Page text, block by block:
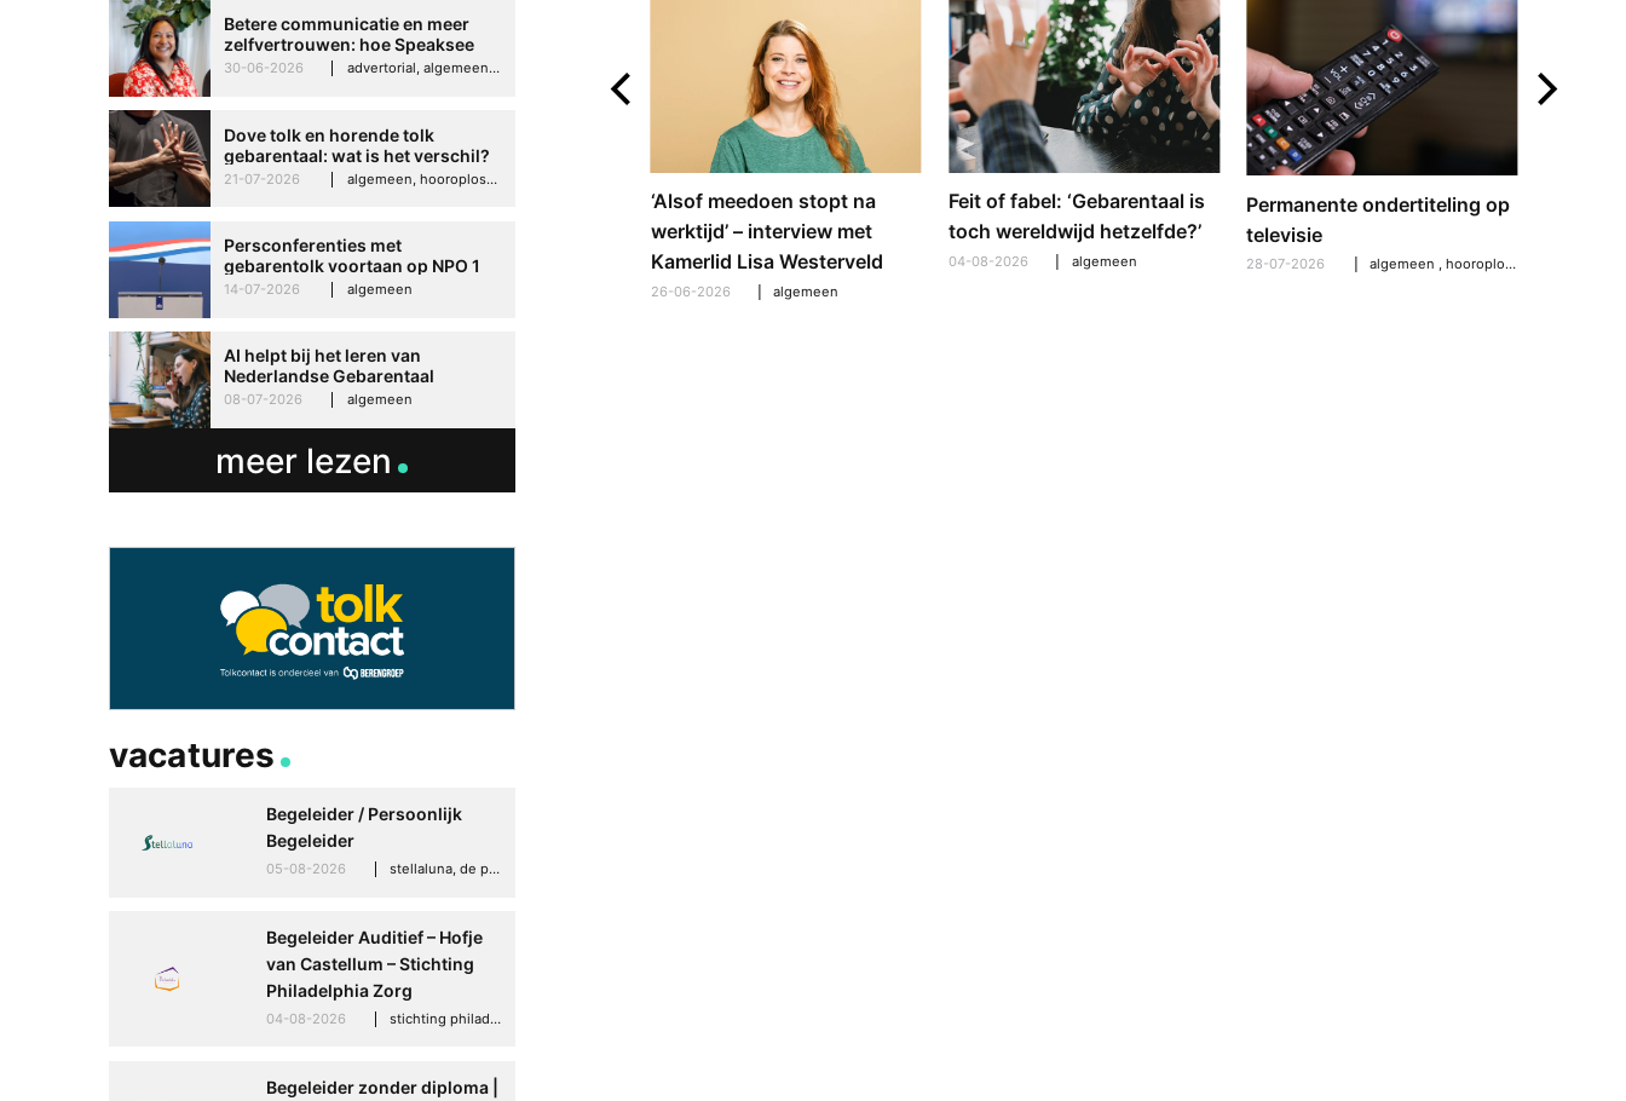
Feit of fabel: ‘Gebarentaal is
toch wereldwijd hetzelfde?’
04-08-2026 algemeen
Permanente ondertiteling op
televisie
28-07-2026 algemeen ,hooroplossingen
Speaksee Imelda helpt om te
groeien in haar werk
‘Alsof meedoen stopt na
werktijd’ – interview met
Kamerlid Lisa Westerveld
26-06-2026 algemeen
Betere communicatie en meer
zelfvertrouwen: hoe Speaksee
Imelda helpt om te groeien in
30-06-2026 advertorial, algemeen, hooroplossingen, interview
Dove tolk en horende tolk
gebarentaal: wat is het verschil?
21-07-2026 algemeen, hooroplossingen, hoorproblemen, samenleving & maatschappij
Persconferenties met
gebarentolk voortaan op NPO 1
Extra
14-07-2026 algemeen
AI helpt bij het leren van
Nederlandse Gebarentaal
08-07-2026 algemeen
meer lezen
vacatures
Begeleider / Persoonlijk
Begeleider
05-08-2026 stellaluna, de punt (drenthe)
Begeleider Auditief – Hofje
van Castellum – Stichting
Philadelphia Zorg
04-08-2026 stichting philadelphia zorg, den haag
Begeleider zonder diploma |